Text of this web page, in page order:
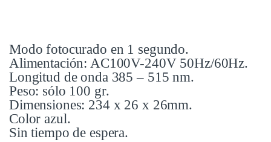
Modo fotocurado en 1 segundo.
Alimentación: AC100V-240V 50Hz/60Hz.
Longitud de onda 385 – 515 nm.
Peso: sólo 100 gr.
Dimensiones: 234 x 26 x 26mm.
Color azul.
Sin tiempo de espera.